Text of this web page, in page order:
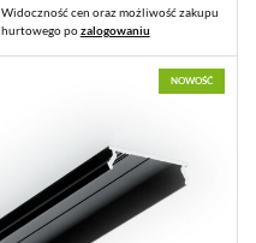
Widoczność cen oraz możliwość zakupu
hurtowego pozalogowaniu
NOWOŚĆ